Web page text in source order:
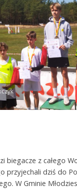
biegacze z całego
przyjechali dziś do
W Gminie